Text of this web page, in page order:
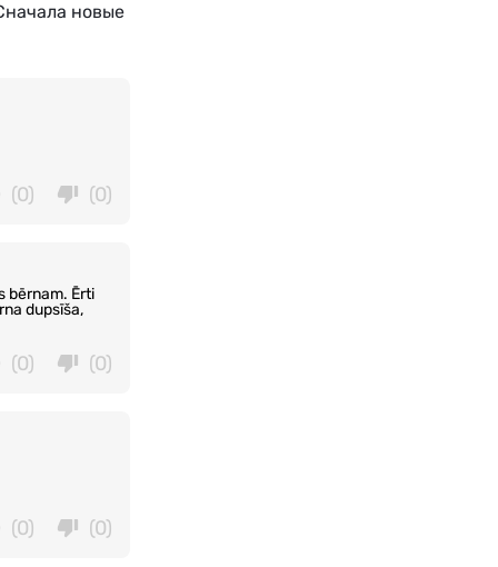
новые
(0)
(0)
bērnam. Ērti
dupsīša,
(0)
(0)
(0)
(0)